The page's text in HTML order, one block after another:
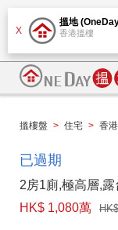
X
搵地
香港搵樓
搵樓盤 > 住宅 > 香
已過期
2房1廁,極高層,
HK$ 1,080萬